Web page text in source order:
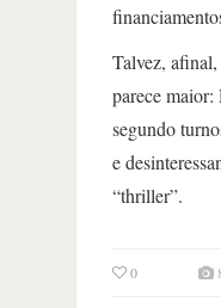
Talvez,
parece
segundo
e
“thriller”.
0